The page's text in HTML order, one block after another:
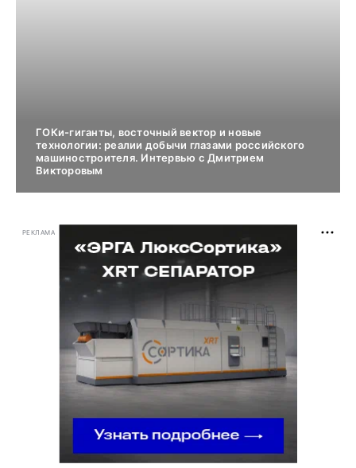
ГОКи-гиганты, восточный вектор и новые
технологии: реалии добычи глазами российского
машиностроителя. Интервью с Дмитрием
Викторовым
РЕКЛАМА